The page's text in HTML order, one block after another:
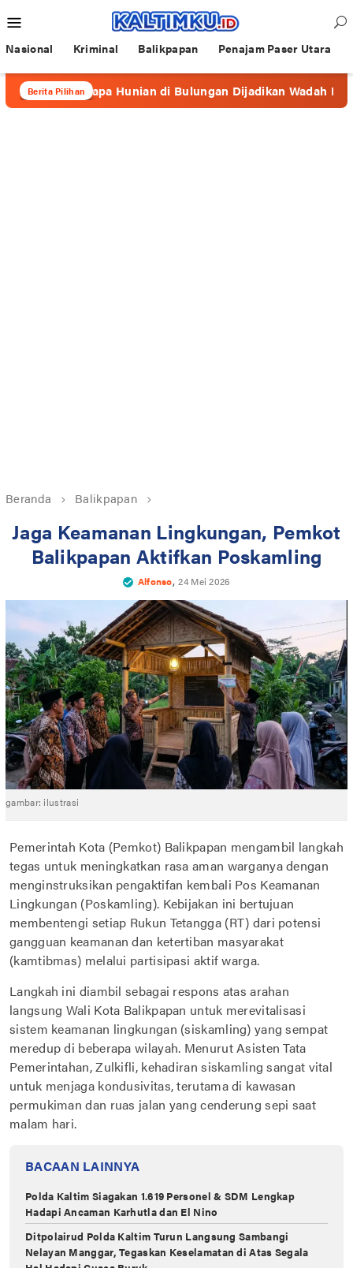
ke
kontenMobile
Nasional Kriminal Balikpapan Penajam Paser Utara
Berita PilihanHunian di Bulungan Dijadikan Wadah Prostitusi
Beranda Balikpapan
Jaga Keamanan Lingkungan, Pemkot
Balikpapan Aktifkan Poskamling
Alfonso,24 Mei 2026
gambar: ilustrasi
Pemerintah Kota (Pemkot) Balikpapan mengambil langkah
tegas untuk meningkatkan rasa aman warganya dengan
menginstruksikan pengaktifan kembali Pos Keamanan
Lingkungan (Poskamling). Kebijakan ini bertujuan
membentengi setiap Rukun Tetangga (RT) dari potensi
gangguan keamanan dan ketertiban masyarakat
(kamtibmas) melalui partisipasi aktif warga.
Langkah ini diambil sebagai respons atas arahan
langsung Wali Kota Balikpapan untuk merevitalisasi
sistem keamanan lingkungan (siskamling) yang sempat
meredup di beberapa wilayah. Menurut Asisten Tata
Pemerintahan, Zulkifli, kehadiran siskamling sangat vital
untuk menjaga kondusivitas, terutama di kawasan
permukiman dan ruas jalan yang cenderung sepi saat
malam hari.
BACAAN LAINNYA
Polda Kaltim Siagakan 1.619 Personel & SDM Lengkap
Hadapi Ancaman Karhutla dan El Nino
Ditpolairud Polda Kaltim Turun Langsung Sambangi
Nelayan Manggar, Tegaskan Keselamatan di Atas Segala